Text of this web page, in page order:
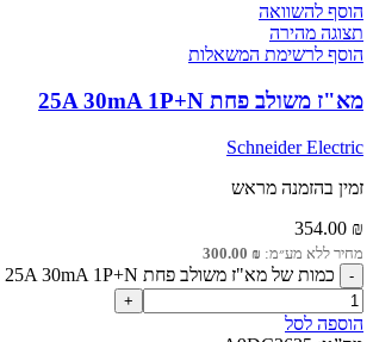
הוסף להשוואה
תצוגה מהירה
הוסף לרשימת המשאלות
מא"ז משולב פחת 25A 30mA 1P+N
Schneider Electric
זמין בהזמנה מראש
354.00 ₪
מחיר ללא מע״מ: 300.00 ₪
כמות של מא"ז משולב פחת 25A 30mA 1P+N
הוספה לסל